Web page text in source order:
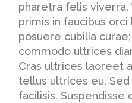
pharetra felis viverra.
primis in faucibus
posuere cubilia
commodo ultrices
Cras ultrices laoreet
tellus ultrices eu.
facilisis.